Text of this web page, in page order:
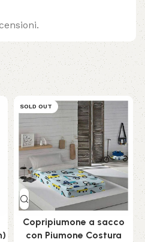
SOLD OUT
Copripiumone a sacco
con Piumone Costura